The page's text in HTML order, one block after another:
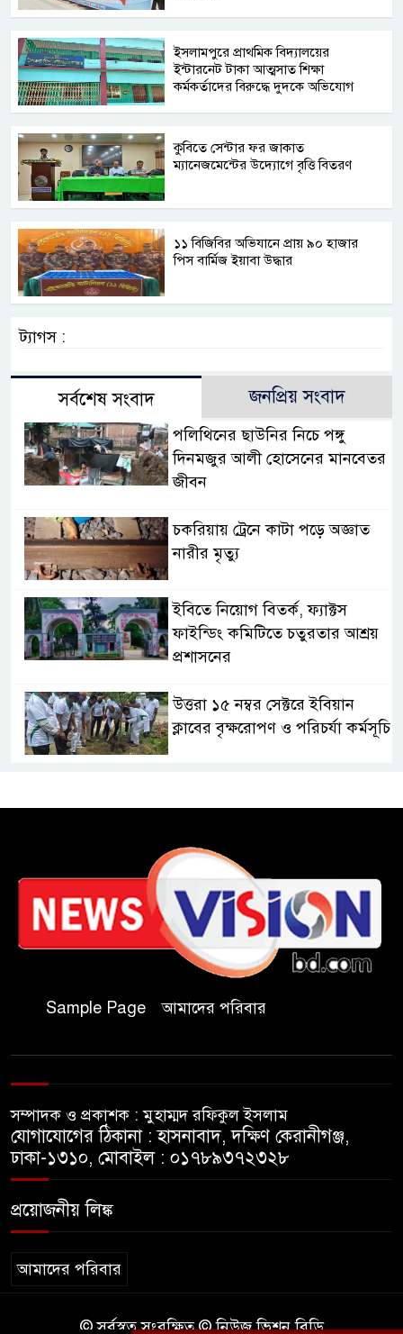
​ইসলামপুরে প্রাথমিক বিদ্যালয়ের
ইন্টারনেট টাকা আত্মসাত শিক্ষা
কর্মকর্তাদের বিরুদ্ধে দুদকে অভিযোগ
কুবিতে সেন্টার ফর জাকাত
ম্যানেজমেন্টের উদ্যোগে বৃত্তি বিতরণ
১১ বিজিবির অভিযানে প্রায় ৯০ হাজার
পিস বার্মিজ ইয়াবা উদ্ধার
ট্যাগস :
সর্বশেষ সংবাদ জনপ্রিয় সংবাদ
পলিথিনের ছাউনির নিচে পঙ্গু
দিনমজুর আলী হোসেনের মানবেতর
জীবন
চকরিয়ায় ট্রেনে কাটা পড়ে অজ্ঞাত
নারীর মৃত্যু
ইবিতে নিয়োগ বিতর্ক, ফ্যাক্টস
ফাইন্ডিং কমিটিতে চতুরতার আশ্রয়
প্রশাসনের
উত্তরা ১৫ নম্বর সেক্টরে ইবিয়ান
ক্লাবের বৃক্ষরোপণ ও পরিচর্যা কর্মসূচি
জামায়াত
কাল মহেশখালী দিয়ে শুরু
প্রধানমন্ত্রীর চট্টগ্রাম সফর
হল দখল করে অছাত্র ও সন্ত্রাসীদের
অভয়ারণ্য করা যাবে না-শিবির
মেসির বাবা না ফেরার দেশে
Sample Page আমাদের পরিবার
সম্পাদক ও প্রকাশক : মুহাম্মদ রফিকুল ইসলাম
যোগাযোগের ঠিকানা : হাসনাবাদ, দক্ষিণ কেরানীগঞ্জ,
ঢাকা-১৩১০, মোবাইল : ০১৭৮৯৩৭২৩২৮
প্রয়োজনীয় লিঙ্ক
আমাদের পরিবার
© সর্বস্বত্ব সংরক্ষিত © নিউজ ভিশন বিডি